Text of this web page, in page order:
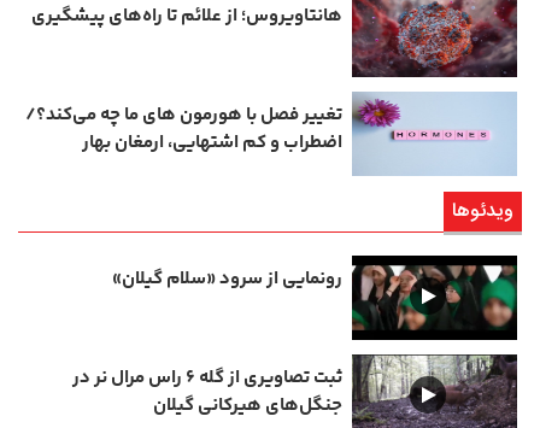
هانتاویروس؛ از علائم تا راه‌های پیشگیری
تغییر فصل با هورمون‌ های ما چه می‌کند؟/
اضطراب و کم‌ اشتهایی، ارمغان بهار
ویدئوها
رونمایی از سرود «سلام گیلان»
ثبت تصاویری از گله ۶ راس مرال نر در
جنگل‌های هیرکانی گیلان